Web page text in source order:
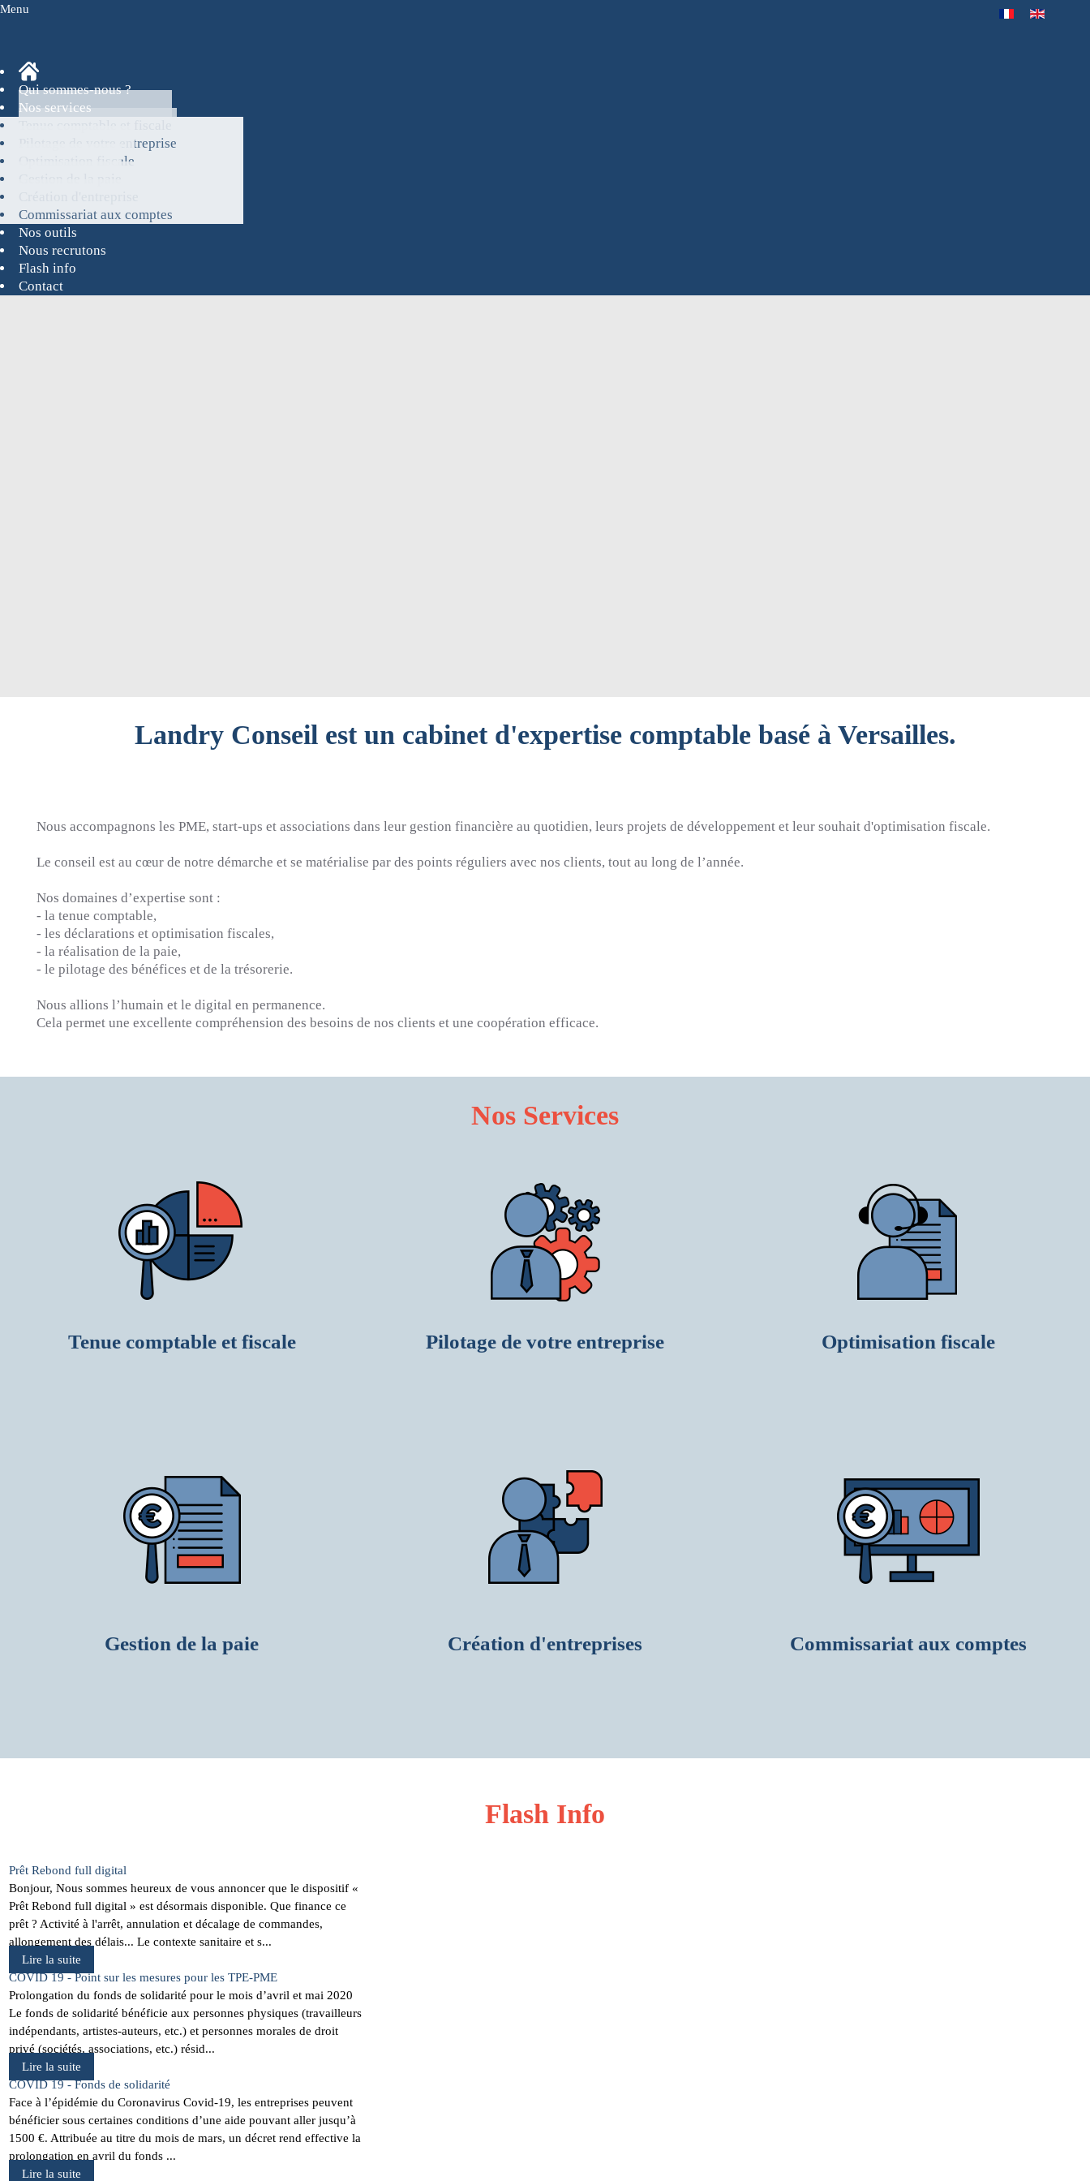
Menu
Qui sommes-nous ?
Nos services
Pilotage de votre entreprise
Optimisation fiscale
Commissariat aux comptes
Nos outils
Nous recrutons
Flash info
Contact
Landry Conseil est un cabinet d'expertise comptable basé à Versailles.
Nous accompagnons les PME, start-ups et associations dans leur gestion financière au quotidien, leurs projets de développement et leur souhait d'optimisation fiscale.
Le conseil est au cœur de notre démarche et se matérialise par des points réguliers avec nos clients, tout au long de l’année.
Nos domaines d’expertise sont :
- la tenue comptable,
- les déclarations et optimisation fiscales,
- la réalisation de la paie,
- le pilotage des bénéfices et de la trésorerie.
Nous allions l’humain et le digital en permanence.
Cela permet une excellente compréhension des besoins de nos clients et une coopération efficace.
Nos Services
Tenue comptable et fiscale
Gestion de la paie
Pilotage de votre entreprise
Création d'entreprises
Optimisation fiscale
Commissariat aux comptes
Flash Info
Prêt Rebond full digital
Bonjour, Nous sommes heureux de vous annoncer que le dispositif «
Prêt Rebond full digital » est désormais disponible. Que finance ce
prêt ? Activité à l'arrêt, annulation et décalage de commandes,
allongement des délais... Le contexte sanitaire et s...
Lire la suite
COVID 19 - Point sur les mesures pour les TPE-PME
Prolongation du fonds de solidarité pour le mois d’avril et mai 2020
Le fonds de solidarité bénéficie aux personnes physiques (travailleurs
indépendants, artistes-auteurs, etc.) et personnes morales de droit
privé (sociétés, associations, etc.) résid...
Lire la suite
COVID 19 - Fonds de solidarité
Face à l’épidémie du Coronavirus Covid-19, les entreprises peuvent
bénéficier sous certaines conditions d’une aide pouvant aller jusqu’à
1500 €. Attribuée au titre du mois de mars, un décret rend effective la
prolongation en avril du fonds ...
Lire la suite